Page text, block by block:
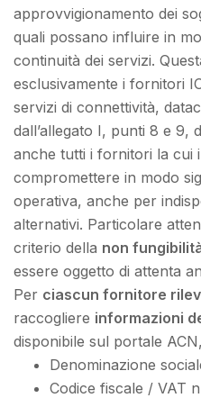
approvvigionamento dei
quali possano influire in
continuità dei servizi.
esclusivamente i fornitori
servizi di connettività,
dall’allegato I, punti 8 e 9,
anche tutti i fornitori la cui
compromettere in modo
operativa, anche per
alternativi. Particolare
criterio della non
essere oggetto di attenta
Per ciascun fornitore
raccogliere informazioni
disponibile sul portale
Denominazione
Codice fiscale / VAT